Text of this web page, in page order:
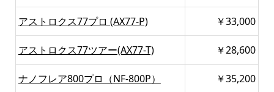
アストロクス77プロ (AX77-P) ￥33,000
アストロクス77ツアー(AX77-T) ￥28,600
ナノフレア800プロ（NF-800P） ￥35,200